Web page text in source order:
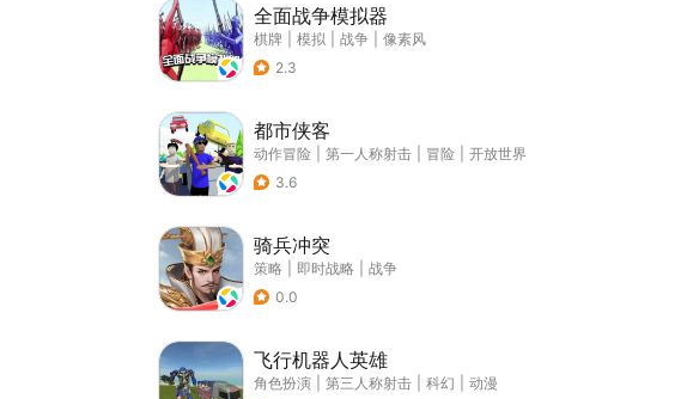
全面战争模拟器
棋牌 模拟 战争
像素风
2.3
都市侠客
动作冒险 第一人称射击 冒险
开放世界
3.6
骑兵冲突
策略 即时战略
战争
0.0
飞行机器人英雄
角色扮演 第三人称射击 科幻
动漫